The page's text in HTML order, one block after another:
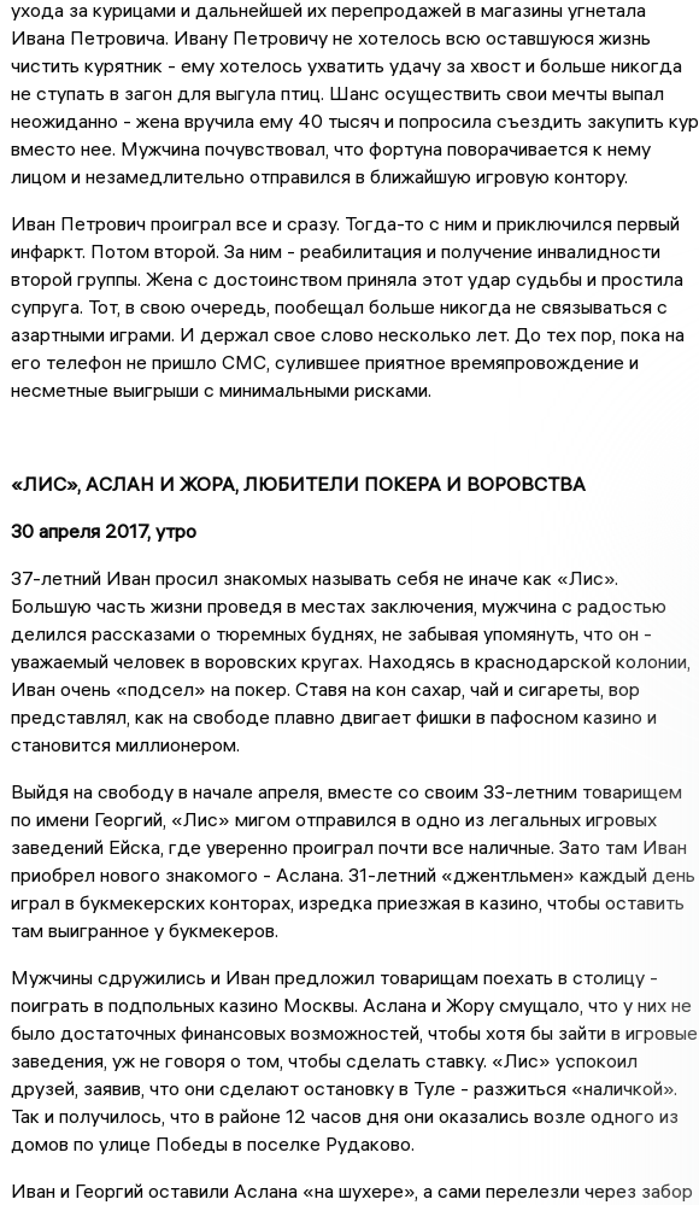
ухода за курицами и дальнейшей их перепродажей в магазины угнетала
Ивана Петровича. Ивану Петровичу не хотелось всю оставшуюся жизнь
чистить курятник - ему хотелось ухватить удачу за хвост и больше никогда
не ступать в загон для выгула птиц. Шанс осуществить свои мечты выпал
неожиданно - жена вручила ему 40 тысяч и попросила съездить закупить кур
вместо нее. Мужчина почувствовал, что фортуна поворачивается к нему
лицом и незамедлительно отправился в ближайшую игровую контору.
Иван Петрович проиграл все и сразу. Тогда-то с ним и приключился первый
инфаркт. Потом второй. За ним - реабилитация и получение инвалидности
второй группы. Жена с достоинством приняла этот удар судьбы и простила
супруга. Тот, в свою очередь, пообещал больше никогда не связываться с
азартными играми. И держал свое слово несколько лет. До тех пор, пока на
его телефон не пришло СМС, сулившее приятное времяпровождение и
несметные выигрыши с минимальными рисками.
«ЛИС», АСЛАН И ЖОРА, ЛЮБИТЕЛИ ПОКЕРА И ВОРОВСТВА
30 апреля 2017, утро
37-летний Иван просил знакомых называть себя не иначе как «Лис».
Большую часть жизни проведя в местах заключения, мужчина с радостью
делился рассказами о тюремных буднях, не забывая упомянуть, что он -
уважаемый человек в воровских кругах. Находясь в краснодарской колонии,
Иван очень «подсел» на покер. Ставя на кон сахар, чай и сигареты, вор
представлял, как на свободе плавно двигает фишки в пафосном казино и
становится миллионером.
Выйдя на свободу в начале апреля, вместе со своим 33-летним товарищем
по имени Георгий, «Лис» мигом отправился в одно из легальных игровых
заведений Ейска, где уверенно проиграл почти все наличные. Зато там Иван
приобрел нового знакомого - Аслана. 31-летний «джентльмен» каждый день
играл в букмекерских конторах, изредка приезжая в казино, чтобы оставить
там выигранное у букмекеров.
Мужчины сдружились и Иван предложил товарищам поехать в столицу -
поиграть в подпольных казино Москвы. Аслана и Жору смущало, что у них не
было достаточных финансовых возможностей, чтобы хотя бы зайти в игровые
заведения, уж не говоря о том, чтобы сделать ставку. «Лис» успокоил
друзей, заявив, что они сделают остановку в Туле - разжиться «наличкой».
Так и получилось, что в районе 12 часов дня они оказались возле одного из
домов по улице Победы в поселке Рудаково.
Иван и Георгий оставили Аслана «на шухере», а сами перелезли через забор